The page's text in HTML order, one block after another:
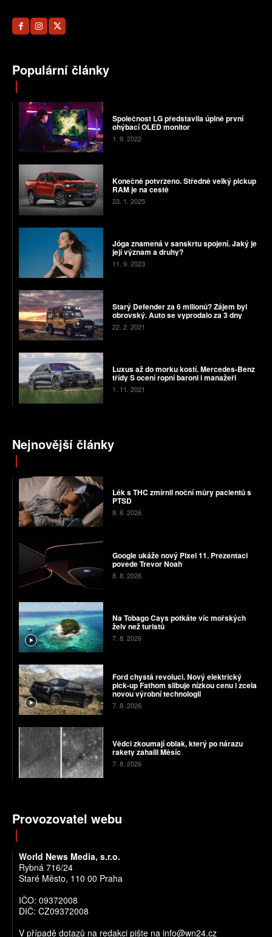
Populární články
Společnost LG představila úplně první
ohýbací OLED monitor
1. 9. 2022
Konečně potvrzeno. Středně velký pickup
RAM je na cestě
23. 1. 2025
Jóga znamená v sanskrtu spojení. Jaký je
její význam a druhy?
11. 9. 2023
Starý Defender za 6 milionů? Zájem byl
obrovský. Auto se vyprodalo za 3 dny
22. 2. 2021
Luxus až do morku kostí. Mercedes-Benz
třídy S ocení ropní baroni i manažeři
1. 11. 2021
Nejnovější články
Lék s THC zmírnil noční můry pacientů s
PTSD
8. 8. 2026
Google ukáže nový Pixel 11. Prezentaci
povede Trevor Noah
8. 8. 2026
Na Tobago Cays potkáte víc mořských
želv než turistů
7. 8. 2026
Ford chystá revoluci. Nový elektrický
pick-up Fathom slibuje nízkou cenu i zcela
novou výrobní technologii
7. 8. 2026
Vědci zkoumají oblak, který po nárazu
rakety zahalil Měsíc
7. 8. 2026
Provozovatel webu
World News Media, s.r.o.
Rybná 716/24
Staré Město, 110 00 Praha
IČO: 09372008
DIČ: CZ09372008
V případě dotazů na redakci pište na info@wn24.cz